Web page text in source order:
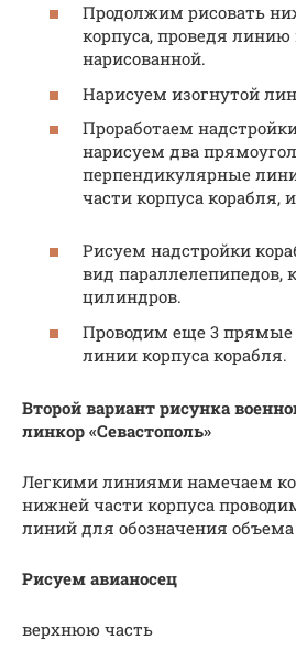
Продолжим рисовать
корпуса, проведя
нарисованной.
Нарисуем изогнутой
Проработаем
нарисуем два
перпендикулярные
части корпуса корабля,
Рисуем надстройки
вид параллелепипедов,
цилиндров.
Проводим еще 3 прямые
линии корпуса корабля.
Второй вариант рисунка
линкор «Севастополь»
Легкими линиями намечаем
нижней части корпуса
линий для обозначения объема
Рисуем авианосец
верхнюю часть